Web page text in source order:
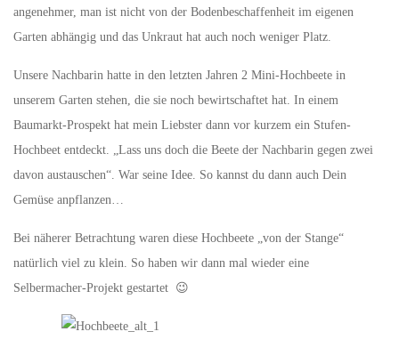
angenehmer, man ist nicht von der Bodenbeschaffenheit im eigenen
Garten abhängig und das Unkraut hat auch noch weniger Platz.
Unsere Nachbarin hatte in den letzten Jahren 2 Mini-Hochbeete in
unserem Garten stehen, die sie noch bewirtschaftet hat. In einem
Baumarkt-Prospekt hat mein Liebster dann vor kurzem ein Stufen-
Hochbeet entdeckt. „Lass uns doch die Beete der Nachbarin gegen zwei
davon austauschen“. War seine Idee. So kannst du dann auch Dein
Gemüse anpflanzen…
Bei näherer Betrachtung waren diese Hochbeete „von der Stange“
natürlich viel zu klein. So haben wir dann mal wieder eine
Selbermacher-Projekt gestartet 😉